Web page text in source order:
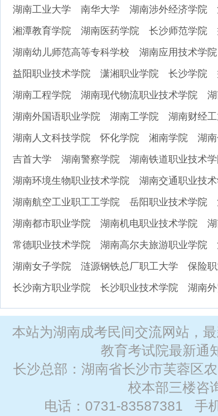
湖南工业大学
南华大学 湖南涉外经济学院
湘潭教育学院
湖南医药学院 长沙师范学院
湖南幼儿师范高等专科学校
湖南应用技术学院
益阳职业技术学院
潇湘职业学院 长沙学院
湖南工程学院
湖南现代物流职业技术学院
湖南外国语职业学院
湖南工学院
湖南财经
湖南人文科技学院
怀化学院 湘南学院
湖
吉首大学
湖南警察学院
湖南铁道职业技术
湖南环境生物职业技术学院
湖南交通职业技
湖南航空工业职工工学院
岳阳职业技术学院
湖南都市职业学院
湖南机电职业技术学院
常德职业技术学院
湖南高尔夫旅游职业学院
湖南女子学院
涟源钢铁总厂职工大学
保险
长沙南方职业学院
长沙职业技术学院 湖南
本站为湖南成考民间交流网站，
教育考试院最新通
长沙总部：湖南省长沙市芙蓉区
校本部三楼咨
电话：0731-83587381 手